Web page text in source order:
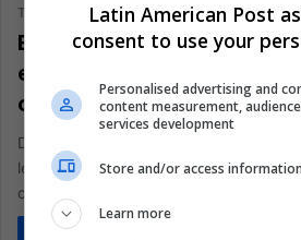
The Latin American Post Staff December
El regreso a casa de la
esmeralda de Brasil deja
caos
Después de décadas siendo objeto de
legales y controversias, la Esmeralda
coloso de 836…
Latin American Post
consent to use your
Personalised advertising and
content measurement,
services development
Store and/or access
Learn more